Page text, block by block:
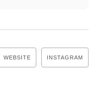
WEBSITE INSTAGRAM